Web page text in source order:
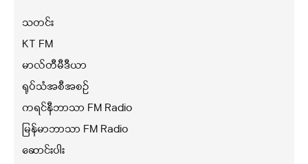
သတင်း
KT FM
မာလ်တီမီဒီယာ
ရုပ်သံအစီအစဉ်
ကရင်နီဘာသာ FM Radio
မြန်မာဘာသာ FM Radio
ဆောင်းပါး